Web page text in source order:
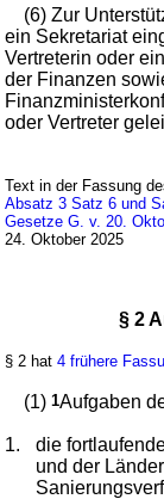
(6) Zur
ein Sekretariat
Vertreterin oder
der Finanzen
oder Vertreter
Text in der Fassung
Absatz 3 Satz 6 und
Gesetze G. v. 20.
24. Oktober 2025
§ 2
§ 2 hat4 frühere
(1)1Aufgaben
1.
die
und der